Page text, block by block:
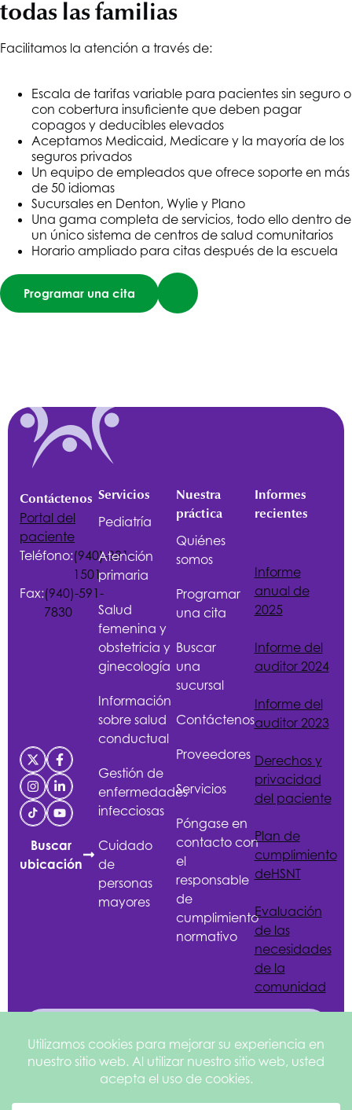
todas las familias
Facilitamos la atención a través de:
Escala de tarifas variable para pacientes sin seguro o
con cobertura insuficiente que deben pagar
copagos y deducibles elevados
Aceptamos Medicaid, Medicare y la mayoría de los
seguros privados
Un equipo de empleados que ofrece soporte en más
de 50 idiomas
Sucursales en Denton, Wylie y Plano
Una gama completa de servicios, todo ello dentro de
un único sistema de centros de salud comunitarios
Horario ampliado para citas después de la escuela
Programar una cita
Contáctenos
Portal del
paciente
Teléfono:(940)-381-
1501
Fax:(940)-591-
7830
Buscar
ubicación
Servicios
Pediatría
Atención
primaria
Salud
femenina y
obstetricia y
ginecología
Información
sobre salud
conductual
Gestión de
enfermedades
infecciosas
Cuidado
de
personas
mayores
Nuestra
práctica
Quiénes
somos
Programar
una cita
Buscar
una
sucursal
Contáctenos
Proveedores
Servicios
Póngase en
contacto con
el
responsable
de
cumplimiento
normativo
Informes
recientes
Informe
anual de
2025
Informe del
auditor 2024
Informe del
auditor 2023
Derechos y
privacidad
del paciente
Plan de
cumplimiento
deHSNT
Evaluación
de las
necesidades
de la
comunidad